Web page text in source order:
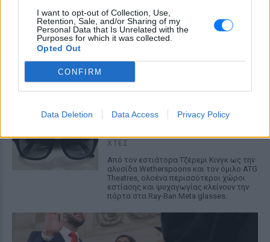
I want to opt-out of Collection, Use,
Retention, Sale, and/or Sharing of my
Personal Data that Is Unrelated with the
Purposes for which it was collected.
Opted Out
CONFIRM
Data Deletion Data Access Privacy Policy
Βινίσιους: Υπογράφει νέο
εξαετές συμβόλαιο ο
Βραζιλιάνος
Σύμφωνα με τον Φαμπρίτσιο Ρομάνο ο
την πρόταση της Ρεάλ
εστιατόρια, παμπ και θέατρα
ΧΤΕΣ
Από τον εστιάτορα Τζέρεμι Κινγκ ως την
αλυσίδα Wetherspoons και τον όμιλο ATG
Theatres, ολοένα περισσότεροι χώροι
εστίασης και ψυχαγωγίας κλείνουν την
πόρτα στα Ray-Ban Meta glasses.